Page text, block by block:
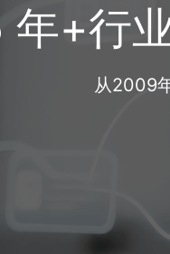
年+行
从2009